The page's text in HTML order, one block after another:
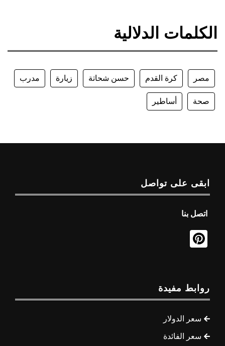
الكلمات الدلالية
مصر كرة القدم حسن شحاتة زيارة مدرب
صحة أساطير
ابقى على تواصل
اتصل بنا
روابط مفيدة
سعر الدولار
سعر الفائدة